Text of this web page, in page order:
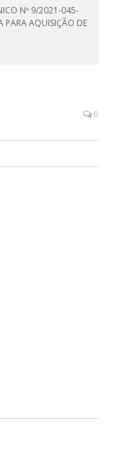
Nº 9/2021-045-
PARA AQUISIÇÃO DE
0